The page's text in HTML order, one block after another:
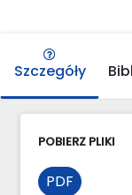
Szczegóły
POBIERZ PLIKI
PDF